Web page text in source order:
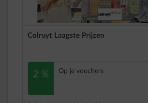
Colruyt Laagste Prijzen
2 % Op je vouchers